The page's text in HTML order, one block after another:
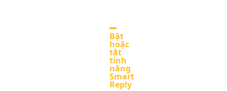
Bật
hoặc
tắt
tính
năng
Smart
Reply